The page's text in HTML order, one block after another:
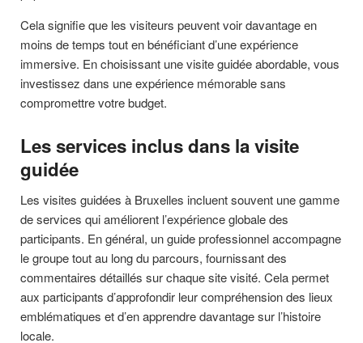
Cela signifie que les visiteurs peuvent voir davantage en
moins de temps tout en bénéficiant d’une expérience
immersive. En choisissant une visite guidée abordable, vous
investissez dans une expérience mémorable sans
compromettre votre budget.
Les services inclus dans la visite
guidée
Les visites guidées à Bruxelles incluent souvent une gamme
de services qui améliorent l’expérience globale des
participants. En général, un guide professionnel accompagne
le groupe tout au long du parcours, fournissant des
commentaires détaillés sur chaque site visité. Cela permet
aux participants d’approfondir leur compréhension des lieux
emblématiques et d’en apprendre davantage sur l’histoire
locale.